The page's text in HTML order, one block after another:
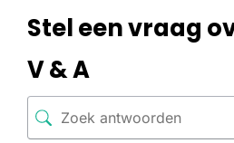
Stel een vraag
V & A